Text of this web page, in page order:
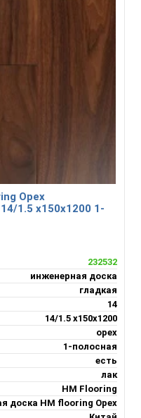
Орех
1.5 х150х1200 1-
232532
инженерная доска
гладкая
14
14/1.5 х150х1200
орех
1-полосная
есть
лак
HM Flooring
доска НM flooring Орех